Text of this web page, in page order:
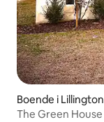
Boende i Lillington
The Green House